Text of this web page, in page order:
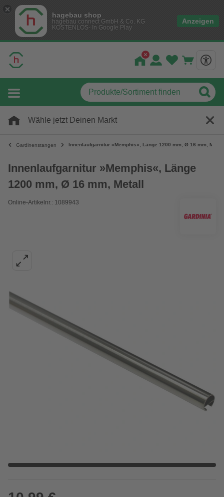
hagebau shop
hagebau connect GmbH & Co. KG
KOSTENLOS- In Google Play
Anzeigen
Wähle jetzt Deinen Markt
Gardinenstangen Innenlaufgarnitur »Memphis«, Länge 1200 mm, Ø 16 mm, Metall
Innenlaufgarnitur »Memphis«, Länge
1200 mm, Ø 16 mm, Metall
Online-Artikelnr.: 1089943